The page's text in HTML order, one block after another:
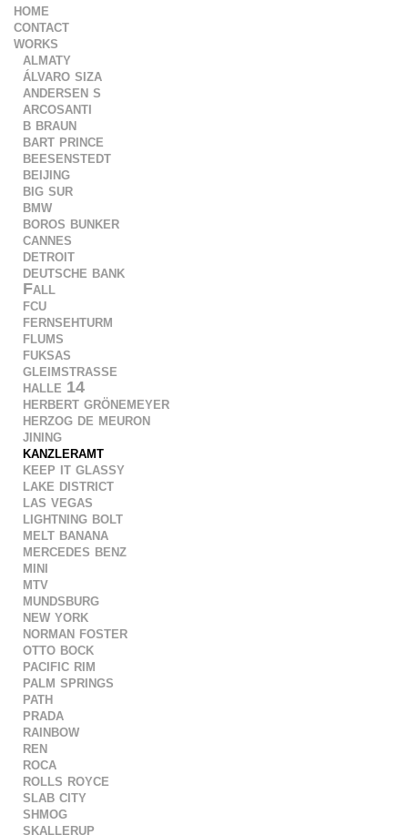
home
contact
works
almaty
álvaro siza
andersen s
arcosanti
b braun
bart prince
beesenstedt
beijing
big sur
bmw
boros bunker
cannes
detroit
deutsche bank
Fall
fcu
fernsehturm
flums
fuksas
gleimstrasse
halle 14
herbert grönemeyer
herzog de meuron
jining
kanzleramt
keep it glassy
lake district
las vegas
lightning bolt
melt banana
mercedes benz
mini
mtv
mundsburg
new york
norman foster
otto bock
pacific rim
palm springs
path
prada
rainbow
ren
roca
rolls royce
slab city
shmog
skallerup